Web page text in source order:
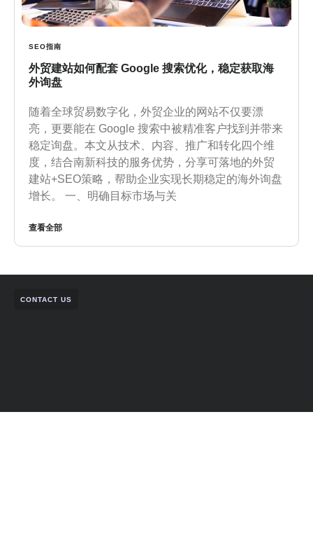
SEO指南
外贸建站如何配套 Google 搜索优化，稳定获取海
外询盘
随着全球贸易数字化，外贸企业的网站不仅要漂
亮，更要能在 Google 搜索中被精准客户找到并带来
稳定询盘。本文从技术、内容、推广和转化四个维
度，结合南新科技的服务优势，分享可落地的外贸
建站+SEO策略，帮助企业实现长期稳定的海外询盘
增长。 一、明确目标市场与关
查看全部
CONTACT US